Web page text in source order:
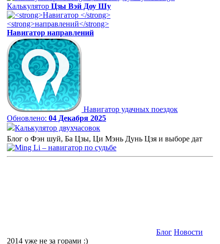
Калькулятор Цзы Вэй Доу Шу
Навигатор направлений
Навигатор удачных поездок
Обновлено: 04 Декабря 2025
Калькулятор двухчасовок
Блог о Фэн шуй, Ба Цзы, Ци Мэнь Дунь Цзя и выборе дат
Блог Новости
2014 уже не за горами :)